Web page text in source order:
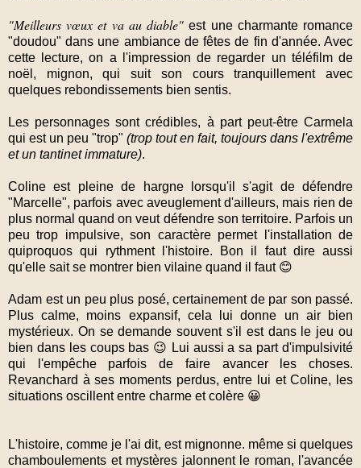
"Meilleurs vœux et va au diable" est une charmante romance
"doudou" dans une ambiance de fêtes de fin d'année. Avec
cette lecture, on a l'impression de regarder un téléfilm de
noël, mignon, qui suit son cours tranquillement avec
quelques rebondissements bien sentis.
Les personnages sont crédibles, à part peut-être Carmela
qui est un peu "trop" (trop tout en fait, toujours dans l'extrême
et un tantinet immature).
Coline est pleine de hargne lorsqu'il s'agit de défendre
"Marcelle", parfois avec aveuglement d'ailleurs, mais rien de
plus normal quand on veut défendre son territoire. Parfois un
peu trop impulsive, son caractère permet l'installation de
quiproquos qui rythment l'histoire. Bon il faut dire aussi
qu'elle sait se montrer bien vilaine quand il faut 😊
Adam est un peu plus posé, certainement de par son passé.
Plus calme, moins expansif, cela lui donne un air bien
mystérieux. On se demande souvent s'il est dans le jeu ou
bien dans les coups bas 😉 Lui aussi a sa part d'impulsivité
qui l'empêche parfois de faire avancer les choses.
Revanchard à ses moments perdus, entre lui et Coline, les
situations oscillent entre charme et colère 😀
L'histoire, comme je l'ai dit, est mignonne. même si quelques
chamboulements et mystères jalonnent le roman, l'avancée